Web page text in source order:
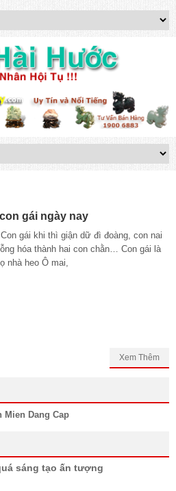
gái ngày nay
Con gái khi thì giận dữ đì đoàng, con nai
hóa thành hai con chằn… Con gái là
nhà heo Ô mai,
Xem Thêm
sáng tạo ấn tượng